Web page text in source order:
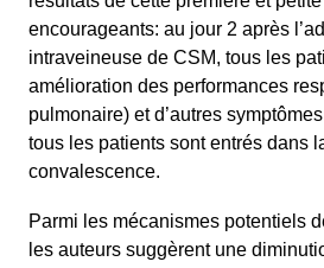
encourageants: au jour 2 après
intraveineuse de CSM, tous les
amélioration des performances
pulmonaire) et d’autres
tous les patients sont entrés dans
convalescence.
Parmi les mécanismes potentiels
les auteurs suggèrent une